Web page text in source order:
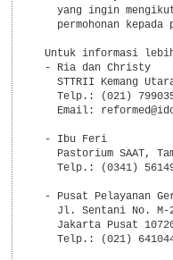
yang ingin
permohonan kepada
Untuk informasi
  - Ria dan Christy
STTRII Kemang
Telp.: (021)
Email:
  - Ibu Feri
Pastorium SAAT,
Telp.: (0341)
- Pusat Pelayanan
Jl. Sentani No.
Jakarta Pusat
Telp.: (021)